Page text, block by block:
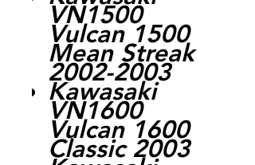
VN1500
Vulcan 1500
Mean Streak
2002-2003
Kawasaki
VN1600
Vulcan 1600
Classic 2003